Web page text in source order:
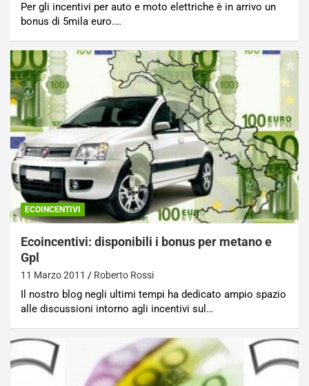
Per gli incentivi per auto e moto elettriche è in arrivo un
bonus di 5mila euro.…
ECOINCENTIVI
Ecoincentivi: disponibili i bonus per metano e
Gpl
11 Marzo 2011 Roberto Rossi
Il nostro blog negli ultimi tempi ha dedicato ampio spazio
alle discussioni intorno agli incentivi sul…